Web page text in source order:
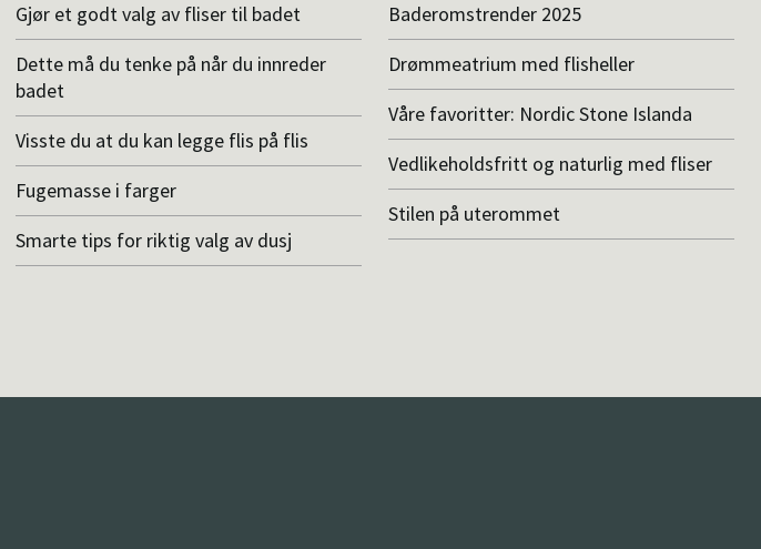
Gjør et godt valg av fliser til badet
Dette må du tenke på når du innreder
badet
Visste du at du kan legge flis på flis
Fugemasse i farger
Smarte tips for riktig valg av dusj
Baderomstrender 2025
Drømmeatrium med flisheller
Våre favoritter: Nordic Stone Islanda
Vedlikeholdsfritt og naturlig med fliser
Stilen på uterommet